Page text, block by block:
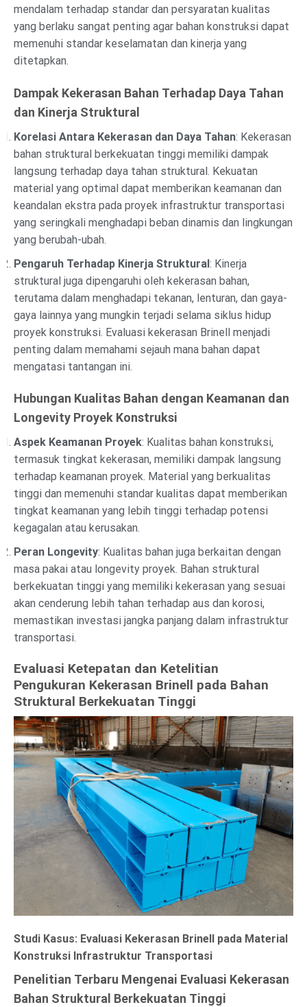
mendalam terhadap standar dan persyaratan kualitas
yang berlaku sangat penting agar bahan konstruksi dapat
memenuhi standar keselamatan dan kinerja yang
ditetapkan.
Dampak Kekerasan Bahan Terhadap Daya Tahan
dan Kinerja Struktural
Korelasi Antara Kekerasan dan Daya Tahan: Kekerasan
bahan struktural berkekuatan tinggi memiliki dampak
langsung terhadap daya tahan struktural. Kekuatan
material yang optimal dapat memberikan keamanan dan
keandalan ekstra pada proyek infrastruktur transportasi
yang seringkali menghadapi beban dinamis dan lingkungan
yang berubah-ubah.
Pengaruh Terhadap Kinerja Struktural: Kinerja
struktural juga dipengaruhi oleh kekerasan bahan,
terutama dalam menghadapi tekanan, lenturan, dan gaya-
gaya lainnya yang mungkin terjadi selama siklus hidup
proyek konstruksi. Evaluasi kekerasan Brinell menjadi
penting dalam memahami sejauh mana bahan dapat
mengatasi tantangan ini.
Hubungan Kualitas Bahan dengan Keamanan dan
Longevity Proyek Konstruksi
Aspek Keamanan Proyek: Kualitas bahan konstruksi,
termasuk tingkat kekerasan, memiliki dampak langsung
terhadap keamanan proyek. Material yang berkualitas
tinggi dan memenuhi standar kualitas dapat memberikan
tingkat keamanan yang lebih tinggi terhadap potensi
kegagalan atau kerusakan.
Peran Longevity: Kualitas bahan juga berkaitan dengan
masa pakai atau longevity proyek. Bahan struktural
berkekuatan tinggi yang memiliki kekerasan yang sesuai
akan cenderung lebih tahan terhadap aus dan korosi,
memastikan investasi jangka panjang dalam infrastruktur
transportasi.
Evaluasi Ketepatan dan Ketelitian
Pengukuran Kekerasan Brinell pada Bahan
Struktural Berkekuatan Tinggi
Studi Kasus: Evaluasi Kekerasan Brinell pada Material
Konstruksi Infrastruktur Transportasi
Penelitian Terbaru Mengenai Evaluasi Kekerasan
Bahan Struktural Berkekuatan Tinggi